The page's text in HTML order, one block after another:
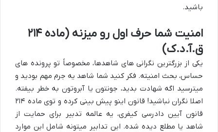
باشید.
امنیت شما حرف اول رو میزنه (ماده ۲۱۴
ق.آ.د.ک)
یکی از بزرگترین نگرانی های شاهدها، مخصوصاً تو پرونده های
حساس، بحث امنیته. فکر کنید شما شاهد یه جرم مهم بودید و
میترسید اگه شهادت بدید، جونتون یا آبروتون به خطر بیفته.
اصلا نگران نباشید! قانون اینو پیش بینی کرده و توی ماده ۲۱۴
قانون آیین دادرسی کیفری، یه عالمه تدبیر برای حمایت از
شاهد یا مطلع دیده شده. این تدابیر میتونه شامل این موارد